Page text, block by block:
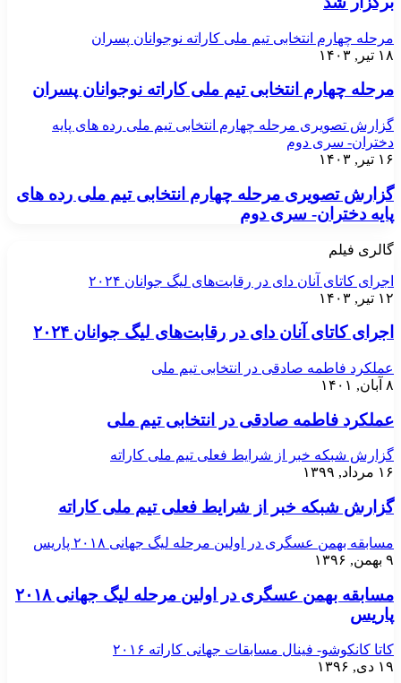
مرحله چهارم انتخابی تیم ملی کاراته نوجوانان پسران
۱۸ تیر, ۱۴۰۳
مرحله چهارم انتخابی تیم ملی کاراته نوجوانان پسران
گزارش تصویری مرحله چهارم انتخابی تیم ملی رده های پایه
دختران- سری دوم
۱۶ تیر, ۱۴۰۳
گزارش تصویری مرحله چهارم انتخابی تیم ملی رده های
پایه دختران- سری دوم
گالری فیلم
اجرای کاتای آنان دای در رقابت‌های لیگ جوانان ۲۰۲۴
۱۲ تیر, ۱۴۰۳
اجرای کاتای آنان دای در رقابت‌های لیگ جوانان ۲۰۲۴
عملکرد فاطمه صادقی در انتخابی تیم ملی
۸ آبان, ۱۴۰۱
عملکرد فاطمه صادقی در انتخابی تیم ملی
گزارش شبکه خبر از شرایط فعلی تیم ملی کاراته
۱۶ مرداد, ۱۳۹۹
گزارش شبکه خبر از شرایط فعلی تیم ملی کاراته
مسابقه بهمن عسگری در اولین مرحله لیگ جهانی ۲۰۱۸ پاریس
۹ بهمن, ۱۳۹۶
مسابقه بهمن عسگری در اولین مرحله لیگ جهانی ۲۰۱۸
پاریس
کاتا کانکوشو- فینال مسابقات جهانی کاراته ۲۰۱۶
۱۹ دی, ۱۳۹۶